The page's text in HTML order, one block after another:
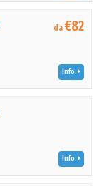
da€82
Info
Info